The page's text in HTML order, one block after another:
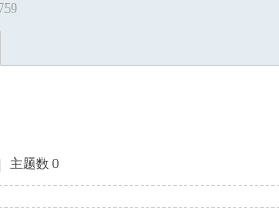
主题数 0